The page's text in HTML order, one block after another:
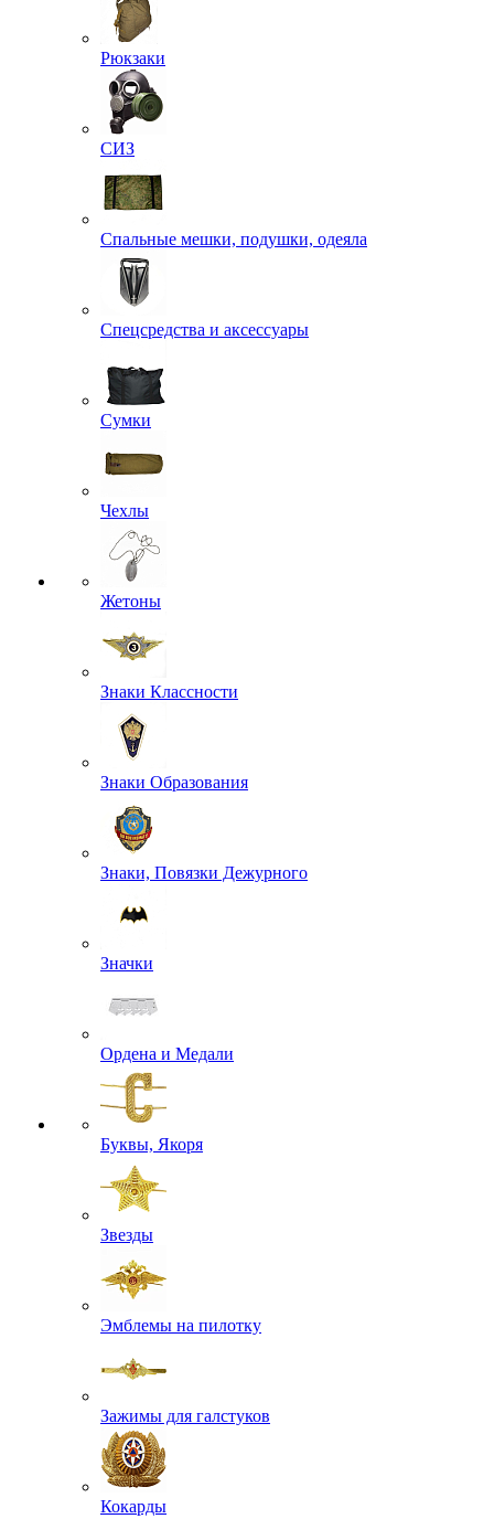
Рюкзаки
СИЗ
Спальные мешки, подушки, одеяла
Спецсредства и аксессуары
Сумки
Чехлы
Жетоны
Знаки Классности
Знаки Образования
Знаки, Повязки Дежурного
Значки
Ордена и Медали
Буквы, Якоря
Звезды
Эмблемы на пилотку
Зажимы для галстуков
Кокарды